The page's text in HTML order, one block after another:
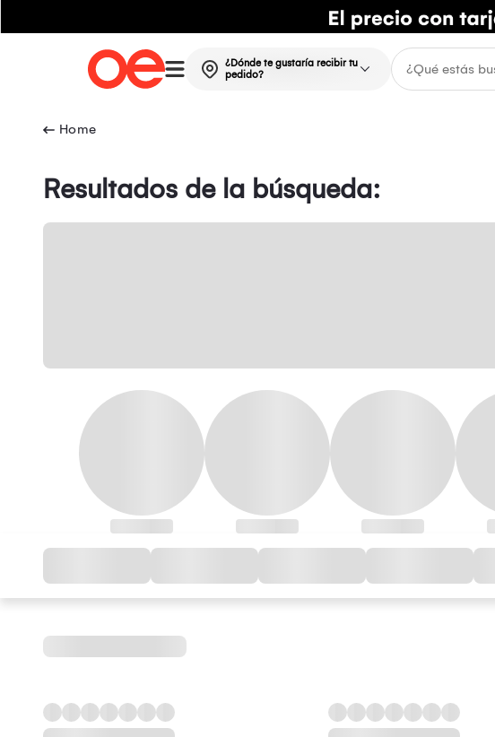
¿Dónde te gustaría recibir tu
pedido?
Resultados de la búsqueda: